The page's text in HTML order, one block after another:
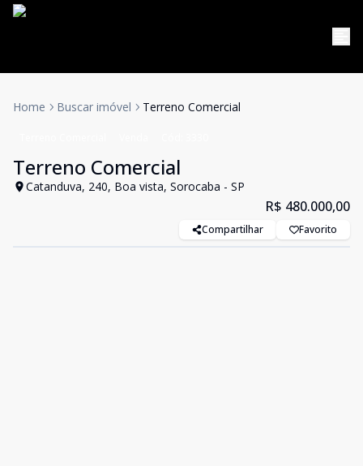
Home Buscar imóvel Terreno Comercial
Terreno Comercial
Catanduva, 240, Boa vista, Sorocaba - SP
R$ 480.000,00
Compartilhar Favorito